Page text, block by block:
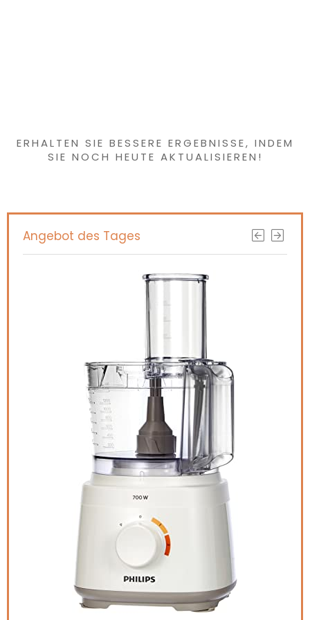
ERHALTEN SIE BESSERE ERGEBNISSE, INDEM
SIE NOCH HEUTE AKTUALISIEREN!
Angebot des Tages
CEGAR Besteck-Organizer,
Kitchen Drawer Organizer für
Schubladen-Organizer-Tablett, BPA-
frei, 406 * 166 * 59 mm (16,0 x 6,6 x 2,4